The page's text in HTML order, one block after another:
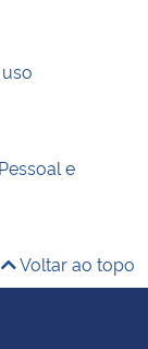
e
Voltar ao topo